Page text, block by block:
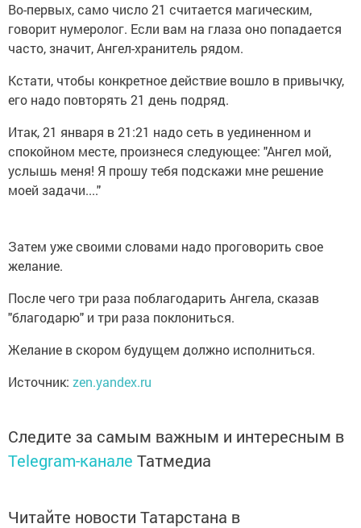
Во-первых, само число 21 считается магическим,
говорит нумеролог. Если вам на глаза оно попадается
часто, значит, Ангел-хранитель рядом.
Кстати, чтобы конкретное действие вошло в привычку,
его надо повторять 21 день подряд.
Итак, 21 января в 21:21 надо сеть в уединенном и
спокойном месте, произнеся следующее: "Ангел мой,
услышь меня! Я прошу тебя подскажи мне решение
моей задачи...."
Затем уже своими словами надо проговорить свое
желание.
После чего три раза поблагодарить Ангела, сказав
"благодарю" и три раза поклониться.
Желание в скором будущем должно исполниться.
Источник: zen.yandex.ru
Следите за самым важным и интересным в
Telegram-канале Татмедиа
Читайте новости Татарстана в